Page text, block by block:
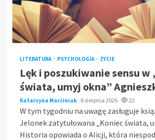
LITERATURA PSYCHOLOGIA ŻYCIE
Lęk i poszukiwanie sensu w
świata, umyj okna”
Katarzyna Marciniak 8 sierpnia 2026 22
W tym tygodniu na uwagę zasługuje
Jelonek zatytułowana „Koniec świata,
Historia opowiada o Alicji, która